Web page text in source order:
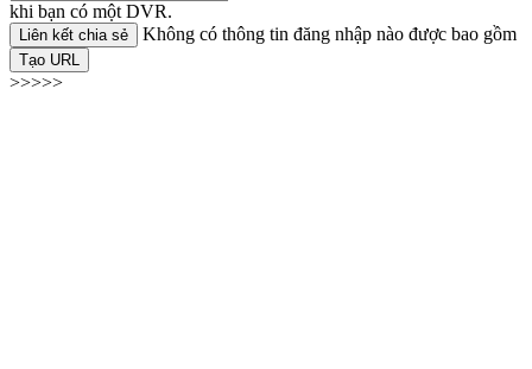
khi bạn có một DVR.
Liên kết chia sẻ Không có thông tin đăng nhập nào được bao gồm
Tạo URL
>>>>>